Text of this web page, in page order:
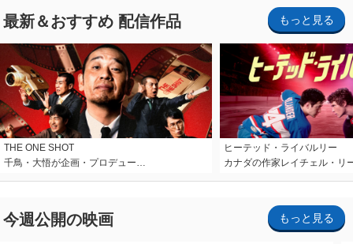
最新＆おすすめ 配信作品 もっと見る
THE ONE SHOT
千鳥・大悟が企画・プロデュー…
ヒーテッド・ライバルリー
カナダの作家レイチェル・リ
今週公開の映画 もっと見る